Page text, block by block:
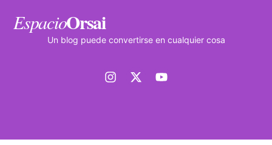
EspacioOrsai
Un blog puede convertirse en cualquier cosa